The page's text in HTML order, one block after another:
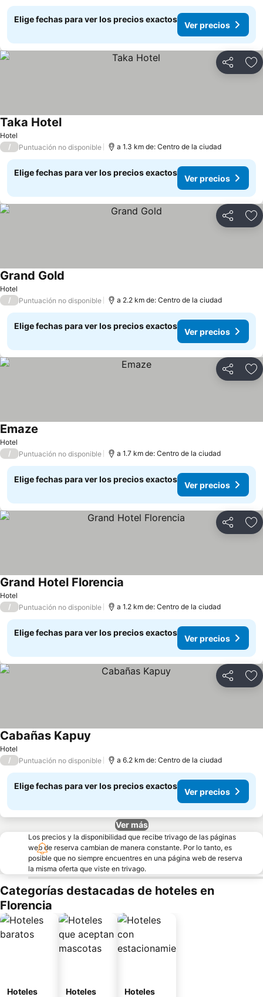
Elige fechas para ver los precios exactos
Ver precios
Compartir
Hotel
Taka Hotel
/ Puntuación no disponible a 1.3 km de: Centro de la ciudad
Elige fechas para ver los precios exactos
Ver precios
Compartir
Hotel
Grand Gold
/ Puntuación no disponible a 2.2 km de: Centro de la ciudad
Elige fechas para ver los precios exactos
Ver precios
Compartir
Hotel
Emaze
/ Puntuación no disponible a 1.7 km de: Centro de la ciudad
Elige fechas para ver los precios exactos
Ver precios
Compartir
Hotel
Grand Hotel Florencia
/ Puntuación no disponible a 1.2 km de: Centro de la ciudad
Elige fechas para ver los precios exactos
Ver precios
Compartir
Hotel
Cabañas Kapuy
/ Puntuación no disponible a 6.2 km de: Centro de la ciudad
Elige fechas para ver los precios exactos
Ver precios
Ver más
Los precios y la disponibilidad que recibe trivago de las páginas
web de reserva cambian de manera constante. Por lo tanto, es
posible que no siempre encuentres en una página web de reserva
la misma oferta que viste en trivago.
Categorías destacadas de hoteles en
Florencia
Hoteles
Hoteles
Hoteles